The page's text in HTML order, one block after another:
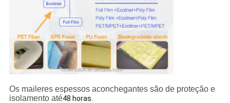
Os maileres espessos aconchegantes são de proteção e
isolamento até48 horas.